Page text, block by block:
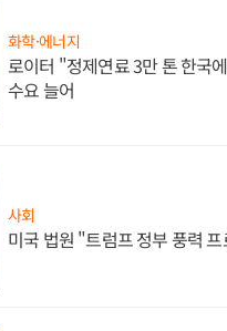
화학·에너지
로이터 "정제연료 3만 톤 한국
수요 늘어
사회
미국 법원 "트럼프 정부 풍력